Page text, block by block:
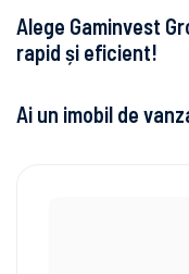
Alege Gaminvest
rapid și eficient!
Ai un imobil de